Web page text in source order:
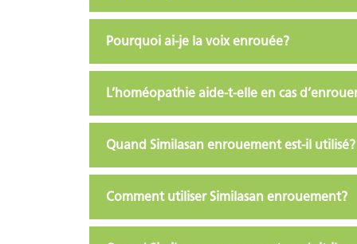
Pourquoi ai-je la voix enrouée?
L’homéopathie aide-t-elle en cas
Quand Similasan enrouement est-il utilisé?
Comment utiliser Similasan enrouement?